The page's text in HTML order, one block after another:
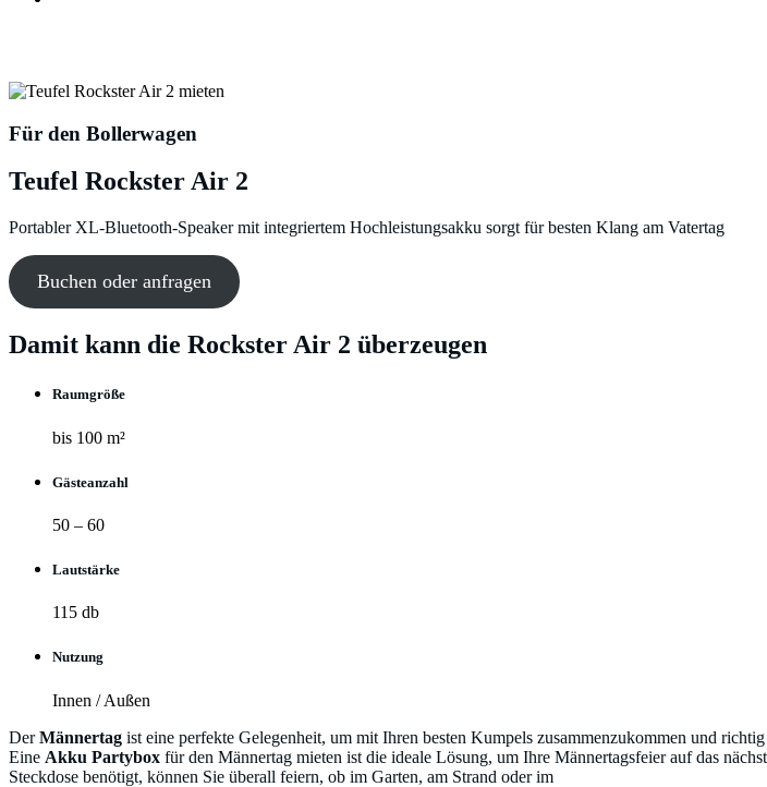
Für den Bollerwagen
Teufel Rockster Air 2
Portabler XL-Bluetooth-Speaker mit integriertem Hochleistungsakku sorgt für besten Klang am Vatertag
Buchen oder anfragen
Damit kann die Rockster Air 2 überzeugen
Raumgröße
bis 100 m²
Gästeanzahl
50 – 60
Lautstärke
115 db
Nutzung
Innen / Außen
DerMännertag ist eine perfekte Gelegenheit, um mit Ihren besten Kumpels zusammenzukommen und
Eine Akku Partybox für den Männertag mieten ist die ideale Lösung, um Ihre Männertagsfeier auf das
Steckdose benötigt, können Sie überall feiern, ob im Garten, am Strand oder im